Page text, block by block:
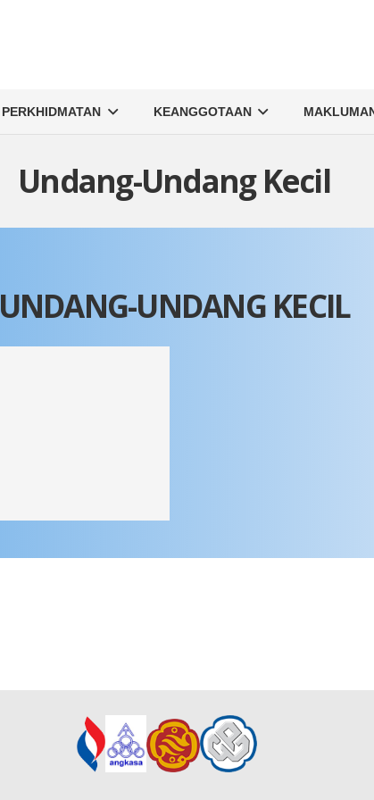
PERKHIDMATAN KEANGGOTAAN
Undang-Undang Kecil
UNDANG-UNDANG KECIL